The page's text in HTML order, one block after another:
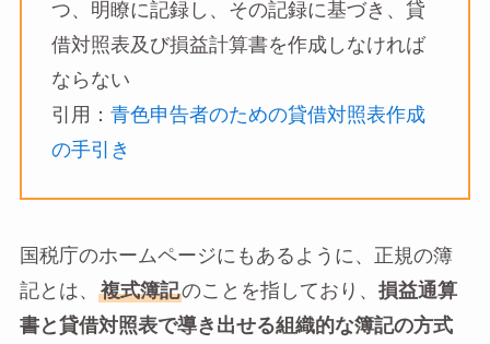
つ、明瞭に記録し、その記録に基づき、貸
借対照表及び損益計算書を作成しなければ
ならない
引用： 青色申告者のための貸借対照表作成
の手引き
国税庁のホームページにもあるように、正規の簿
記とは、
複式簿記のことを指しており、 損益通算
書と貸借対照表で導き出せる組織的な簿記の方式